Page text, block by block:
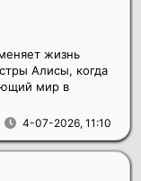
4-07-2026, 11:10
жизнь
Алисы, когда
мир в